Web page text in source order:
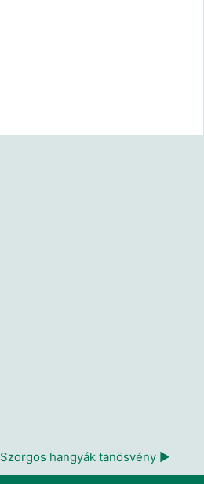
Szorgos hangyák tanösvény ▶︎